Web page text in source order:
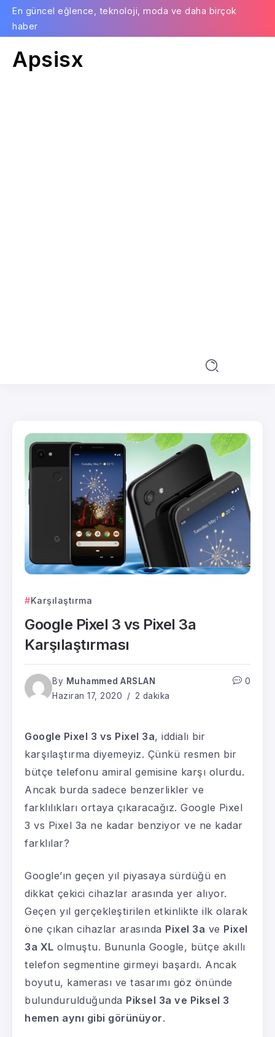
En güncel eğlence, teknoloji, moda ve daha birçok
haber
Apsisx
Karşılaştırma
Google Pixel 3 vs Pixel 3a
Karşılaştırması
By Muhammed ARSLAN
Haziran 17, 2020
2 dakika
0
Google Pixel 3 vs Pixel 3a, iddialı bir
karşılaştırma diyemeyiz. Çünkü resmen bir
bütçe telefonu amiral gemisine karşı olurdu.
Ancak burda sadece benzerlikler ve
farklılıkları ortaya çıkaracağız. Google Pixel
3 vs Pixel 3a ne kadar benziyor ve ne kadar
farklılar?
Google’ın geçen yıl piyasaya sürdüğü en
dikkat çekici cihazlar arasında yer alıyor.
Geçen yıl gerçekleştirilen etkinlikte ilk olarak
öne çıkan cihazlar arasında Pixel 3a ve Pixel
3a XL olmuştu. Bununla Google, bütçe akıllı
telefon segmentine girmeyi başardı. Ancak
boyutu, kamerası ve tasarımı göz önünde
bulundurulduğunda Piksel 3a ve Piksel 3
hemen aynı gibi görünüyor.